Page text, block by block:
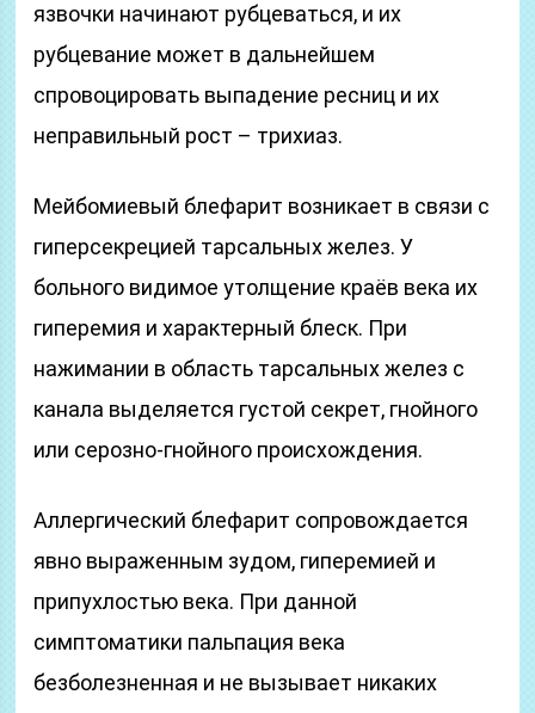
язвочки начинают рубцеваться, и их
рубцевание может в дальнейшем
спровоцировать выпадение ресниц и их
неправильный рост – трихиаз.
Мейбомиевый блефарит возникает в связи с
гиперсекрецией тарсальных желез. У
больного видимое утолщение краёв века их
гиперемия и характерный блеск. При
нажимании в область тарсальных желез с
канала выделяется густой секрет, гнойного
или серозно-гнойного происхождения.
Аллергический блефарит сопровождается
явно выраженным зудом, гиперемией и
припухлостью века. При данной
симптоматики пальпация века
безболезненная и не вызывает никаких